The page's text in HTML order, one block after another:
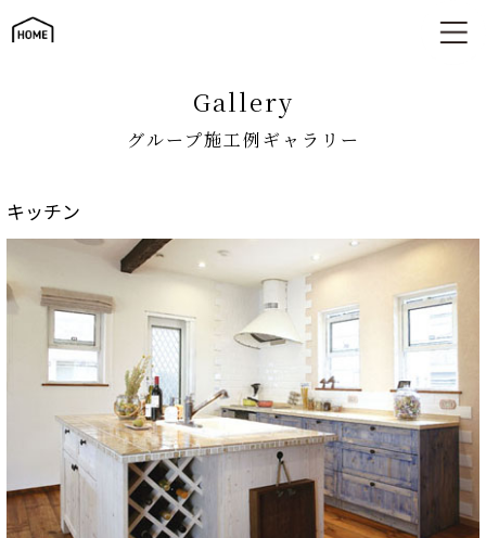
グループ施工例ギャラリー
gallery
グループ施工例ギャラリー
キッチン